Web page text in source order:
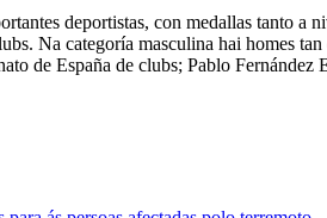
deportistas, con medallas tanto
Na categoría masculina hai homes
de España de clubs; Pablo